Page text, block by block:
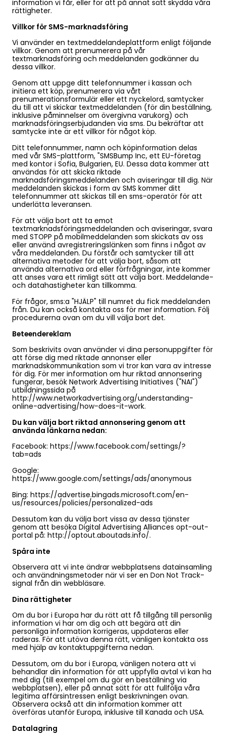
information vi får, eller för att på annat sätt skydda våra
rättigheter.
Villkor för SMS-marknadsföring
Vi använder en textmeddelandeplattform enligt följande
villkor. Genom att prenumerera på vår
textmarknadsföring och meddelanden godkänner du
dessa villkor.
Genom att uppge ditt telefonnummer i kassan och
initiera ett köp, prenumerera via vårt
prenumerationsformulär eller ett nyckelord, samtycker
du till att vi skickar textmeddelanden (för din beställning,
inklusive påminnelser om övergivna varukorg) och
marknadsföringserbjudanden via sms. Du bekräftar att
samtycke inte är ett villkor för något köp.
Ditt telefonnummer, namn och köpinformation delas
med vår SMS-plattform, "SMSBump Inc, ett EU-företag
med kontor i Sofia, Bulgarien, EU. Dessa data kommer att
användas för att skicka riktade
marknadsföringsmeddelanden och aviseringar till dig. När
meddelanden skickas i form av SMS kommer ditt
telefonnummer att skickas till en sms-operatör för att
underlätta leveransen.
För att välja bort att ta emot
textmarknadsföringsmeddelanden och aviseringar, svara
med STOPP på mobilmeddelanden som skickats av oss
eller använd avregistreringslänken som finns i något av
våra meddelanden. Du förstår och samtycker till att
alternativa metoder för att välja bort, såsom att
använda alternativa ord eller förfrågningar, inte kommer
att anses vara ett rimligt sätt att välja bort. Meddelande-
och datahastigheter kan tillkomma.
För frågor, sms:a "HJÄLP" till numret du fick meddelanden
från. Du kan också kontakta oss för mer information. Följ
procedurerna ovan om du vill välja bort det.
Beteendereklam
Som beskrivits ovan använder vi dina personuppgifter för
att förse dig med riktade annonser eller
marknadskommunikation som vi tror kan vara av intresse
för dig. För mer information om hur riktad annonsering
fungerar, besök Network Advertising Initiatives ("NAI")
utbildningssida på
http://www.networkadvertising.org/understanding-
online-advertising/how-does-it-work.
Du kan välja bort riktad annonsering genom att
använda länkarna nedan:
Facebook: https://www.facebook.com/settings/?
tab=ads
Google:
https://www.google.com/settings/ads/anonymous
Bing: https://advertise.bingads.microsoft.com/en-
us/resources/policies/personalized-ads
Dessutom kan du välja bort vissa av dessa tjänster
genom att besöka Digital Advertising Alliances opt-out-
portal på: http://optout.aboutads.info/.
Spåra inte
Observera att vi inte ändrar webbplatsens datainsamling
och användningsmetoder när vi ser en Don Not Track-
signal från din webbläsare.
Dina rättigheter
Om du bor i Europa har du rätt att få tillgång till personlig
information vi har om dig och att begära att din
personliga information korrigeras, uppdateras eller
raderas. För att utöva denna rätt, vänligen kontakta oss
med hjälp av kontaktuppgifterna nedan.
Dessutom, om du bor i Europa, vänligen notera att vi
behandlar din information för att uppfylla avtal vi kan ha
med dig (till exempel om du gör en beställning via
webbplatsen), eller på annat sätt för att fullfölja våra
legitima affärsintressen enligt beskrivningen ovan.
Observera också att din information kommer att
överföras utanför Europa, inklusive till Kanada och USA.
Datalagring